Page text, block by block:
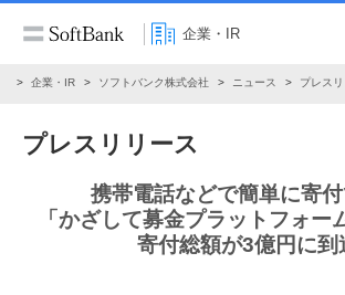
企業・IR
企業・IR ソフトバンク株式会社 ニュース プレス
プレスリリース
携帯電話などで簡単に寄
「かざして募金プラットフォー
寄付総額が3億円に到